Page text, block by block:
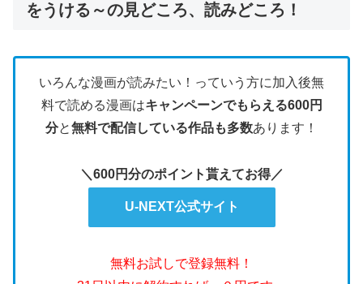
をうける～の見どころ、読みどころ！
いろんな漫画が読みたい！っていう方に加入後無
料で読める漫画はキャンペーンでもらえる600円
分と無料で配信している作品も多数あります！
＼600円分のポイント貰えてお得／
U-NEXT公式サイト
無料お試しで登録無料！